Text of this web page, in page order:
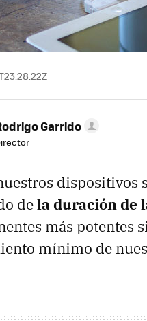
Garrido
dispositivos
dela duración de
más potentes
mínimo de